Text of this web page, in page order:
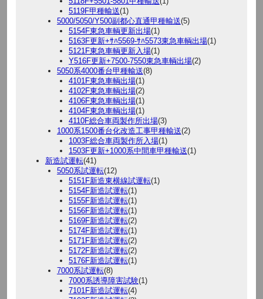
5119F甲種輸送(1)
5000/5050/Y500副都心直通甲種輸送(5)
5154F東急車輌更新出場(1)
5163F更新+ｻﾊ5569-ｻﾊ5573東急車輌出場(1)
5121F東急車輌更新入場(1)
Y516F更新+7500-7550東急車輌出場(2)
5050系4000番台甲種輸送(8)
4101F東急車輌出場(1)
4102F東急車輌出場(2)
4106F東急車輌出場(1)
4104F東急車輌出場(1)
4110F総合車両製作所出場(3)
1000系1500番台化改造工事甲種輸送(2)
1003F総合車両製作所入場(1)
1503F更新+1000系中間車甲種輸送(1)
新造試運転(41)
5050系試運転(12)
5151F新造東横線試運転(1)
5154F新造試運転(1)
5155F新造試運転(1)
5156F新造試運転(1)
5169F新造試運転(2)
5174F新造試運転(1)
5171F新造試運転(2)
5172F新造試運転(2)
5176F新造試運転(1)
7000系試運転(8)
7000系誘導障害試験(1)
7101F新造試運転(4)